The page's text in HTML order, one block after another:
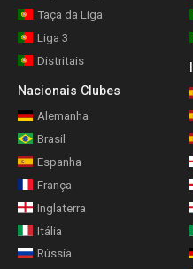
Taça da Liga
Liga 3
Distritais
Nacionais Clubes
Alemanha
Brasil
Espanha
França
Inglaterra
Itália
Rússia